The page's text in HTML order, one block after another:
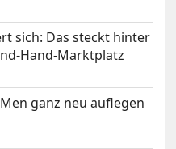
sich: Das steckt hinter
Hand-Marktplatz
ganz neu auflegen